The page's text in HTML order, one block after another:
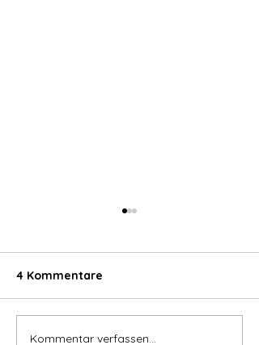
Was bedeutet es
4 Kommentare
Kommentar verfassen...